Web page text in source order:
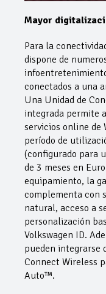
Mayor
Para la
dispone de
conectados a una
Una Unidad de
integrada permite
servicios online de
período de
(configurado para
de 3 meses en
equipamiento, la
complementa con
natural, acceso a
personalización
Volkswagen ID.
pueden integrarse
Connect Wireless
Auto™.